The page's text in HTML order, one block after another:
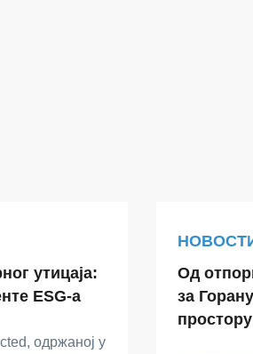
утицаја:
ESG-а
одржаној у
Од
за